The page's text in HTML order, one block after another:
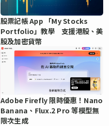
股票記帳 App 「My Stocks
Portfolio」教學 支援港股、美
股及加密貨幣
Adobe Firefly 限時優惠！Nano
Banana、Flux.2 Pro 等模型無
限次生成